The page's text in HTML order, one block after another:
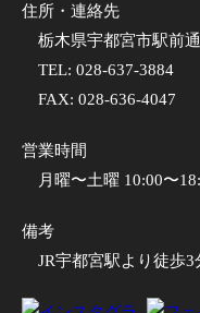
住所・連絡先
栃木県宇都宮市駅前
TEL: 028-637-3884
FAX: 028-636-4047
営業時間
月曜〜土曜 10:00〜
備考
JR宇都宮駅より徒歩